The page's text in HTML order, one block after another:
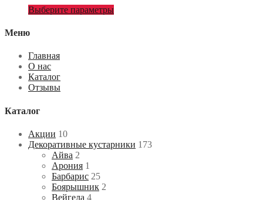
Выберите параметры
Меню
Главная
О нас
Каталог
Отзывы
Каталог
Акции 10
Декоративные кустарники 173
Айва 2
Арония 1
Барбарис 25
Боярышник 2
Вейгела 4